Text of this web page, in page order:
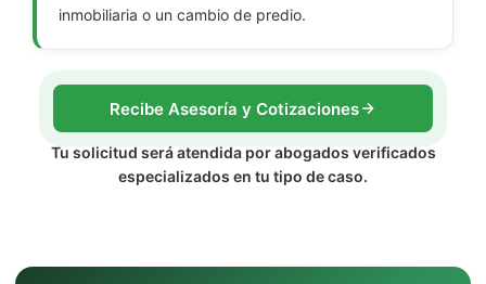
inmobiliaria o un cambio de predio.
Recibe Asesoría y Cotizaciones
Tu solicitud será atendida por abogados verificados
especializados en tu tipo de caso.